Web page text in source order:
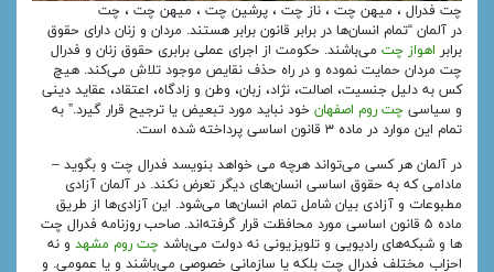
چت فدرال ، میهن چت ، ناز چت ، پرشین چت ، میهن چت ، چت
در آلمان “تمام انسان‌ها در برابر قانون برابر هستند. مردان و زنان دارای حقوق
برابر اهواز چتمی‌باشند. حکومت از اجرای عملی برابری حقوق زنان و فدرال
چت مردان حمایت نموده و در راه حذف نقایص موجود تلاش می‌کند. هیچ
کس به دلیل جنسیت، اصالت، نژاد، زبان، وطن و زادگاه، اعتقاد، عقاید دینی
و سیاسی چت روم اصفهانخود نباید مورد تبعیض یا ترجیح قرار گیرد.” به
تمام این موارد در ماده ۳ قانون اساسی پرداخته شده است.
در آلمان هر کسی می‌تواند هرچه می خواهد بنویسد فدرال چت و بگوید –
مادامی که به حقوق اساسی انسان‌های دیگر تعرض نکند. در آلمان آزادی
مطبوعات و آزادی بیان شامل تمام انسان‌ها می‌شود. این آزادی‌ها از طریق
ماده ۵ قانون اساسی مورد محافظت قرار گرفته‌اند. صاحب روزنامه فدرال چت
ها و شبکه‌های رادیویی و تلویزیونی نه دولت می‌باشد چت روم مشهدو نه
احزاب مختلف فدرال چت بلکه یا سازمانی خصوصی می‌باشند و یا عمومی. و